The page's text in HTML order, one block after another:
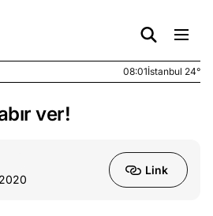
08:01İstanbul 24°
ver!
Link